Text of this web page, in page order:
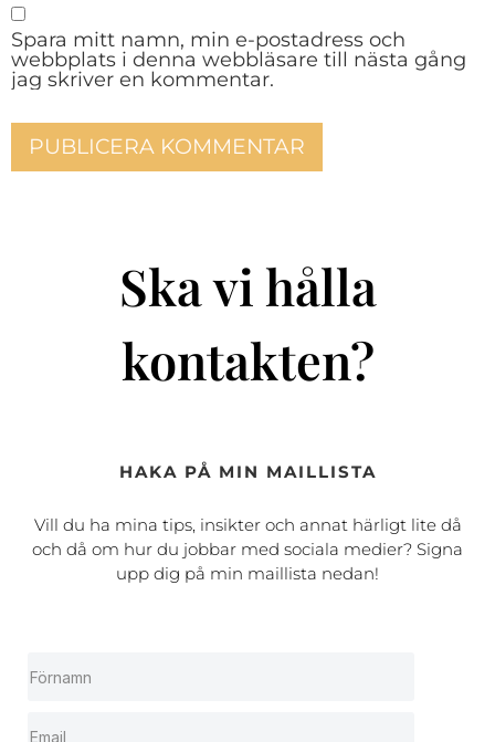
Spara mitt namn, min e-postadress och
webbplats i denna webbläsare till nästa gång
jag skriver en kommentar.
Ska vi hålla
kontakten?
HAKA PÅ MIN MAILLISTA
Vill du ha mina tips, insikter och annat härligt lite då
och då om hur du jobbar med sociala medier? Signa
upp dig på min maillista nedan!